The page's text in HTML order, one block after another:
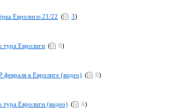
Евролиги-21/22 ( 3)
тура Евролиги ( 0)
февраля в Евролиге (видео) ( 0)
тура Евролиги (видео) ( 0)